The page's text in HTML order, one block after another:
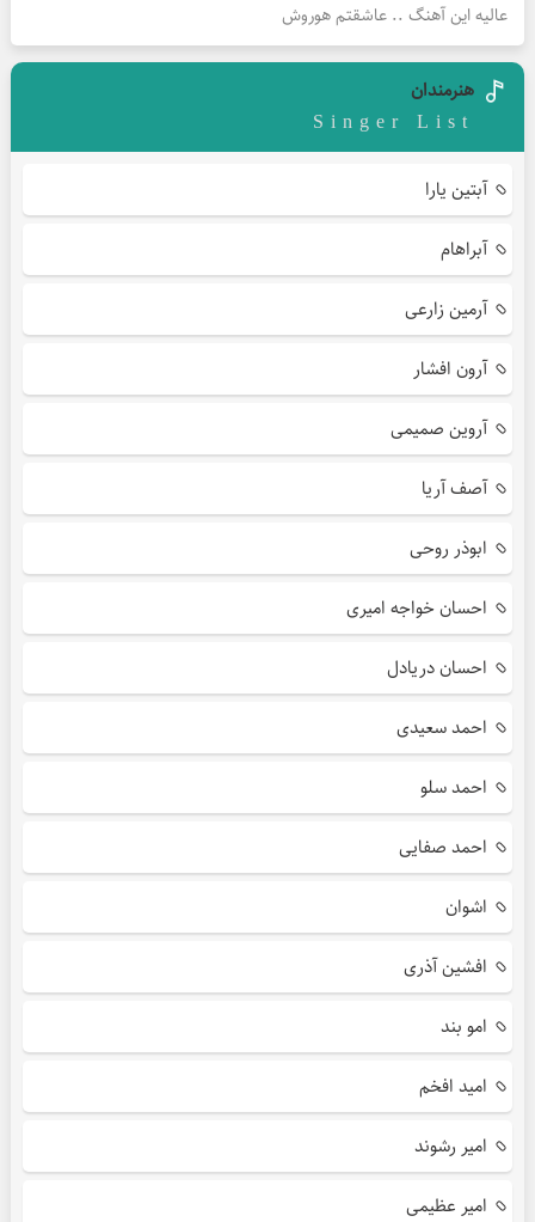
عالیه این آهنگ .. عاشقتم هوروش
هنرمندان
Singer List
آبتین یارا
آبراهام
آرمین زارعی
آرون افشار
آروین صمیمی
آصف آریا
ابوذر روحی
احسان خواجه امیری
احسان دریادل
احمد سعیدی
احمد سلو
احمد صفایی
اشوان
افشین آذری
امو بند
امید افخم
امیر رشوند
امیر عظیمی